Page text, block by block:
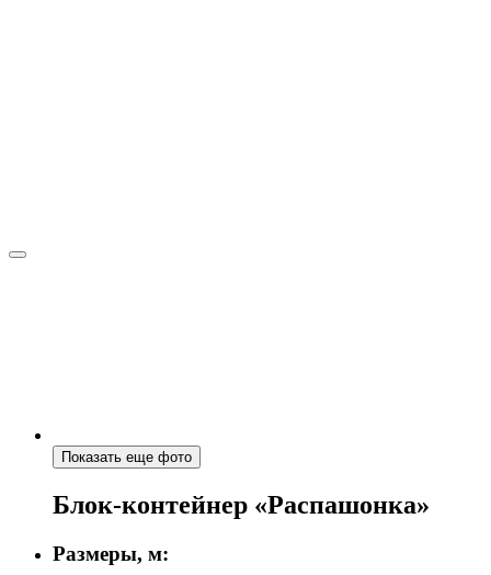
Показать еще фото
Блок-контейнер «Распашонка»
Размеры, м: